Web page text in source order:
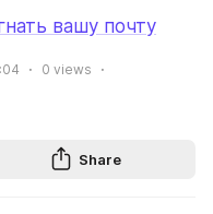
вашу почту
0 views
Share